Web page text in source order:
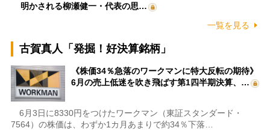
明かされる柳瀬健一・代表の思…
一覧を見る
古賀真人「発掘！好決算銘柄」
《株価34％急落のワークマンに特大反転の期待》
6月の売上低迷を吹き飛ばす第1四半期決算、…
6月3日に8330円をつけたワークマン（東証スタンダード・
7564）の株価は、わずか1カ月あまりで約34％下落…